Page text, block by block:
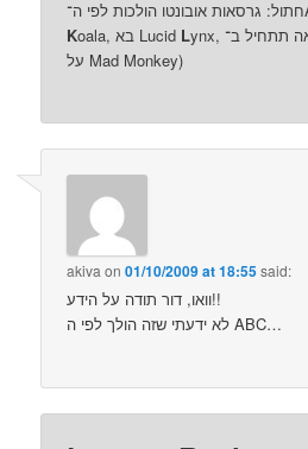
K
oala, בא Lucid Lynx, והגרסה הבאה תתחיל ב־M (אני בונה
על Mad Monkey)
akiva on01/10/2009 at 18:55said:
וואו, דור תודה על הידע!!
לא ידעתי שזה הולך לפי ה ABC…